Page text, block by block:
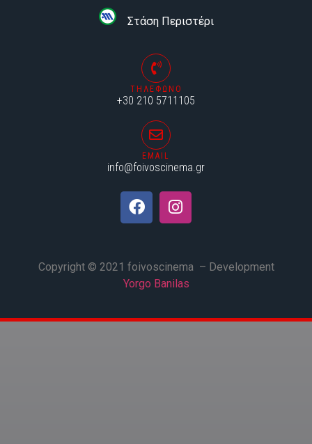
Στάση Περιστέρι
ΤΗΛΕΦΩΝΟ
+30 210 5711105
EMAIL
info@foivoscinema.gr
Copyright © 2021 foivoscinema – Development
Yorgo Banilas